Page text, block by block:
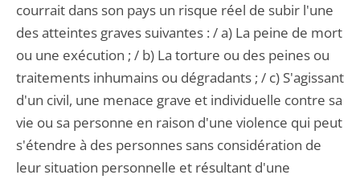
courrait dans son pays un risque réel de subir l'une
des atteintes graves suivantes : / a) La peine de mort
ou une exécution ; / b) La torture ou des peines ou
traitements inhumains ou dégradants ; / c) S'agissant
d'un civil, une menace grave et individuelle contre sa
vie ou sa personne en raison d'une violence qui peut
s'étendre à des personnes sans considération de
leur situation personnelle et résultant d'une